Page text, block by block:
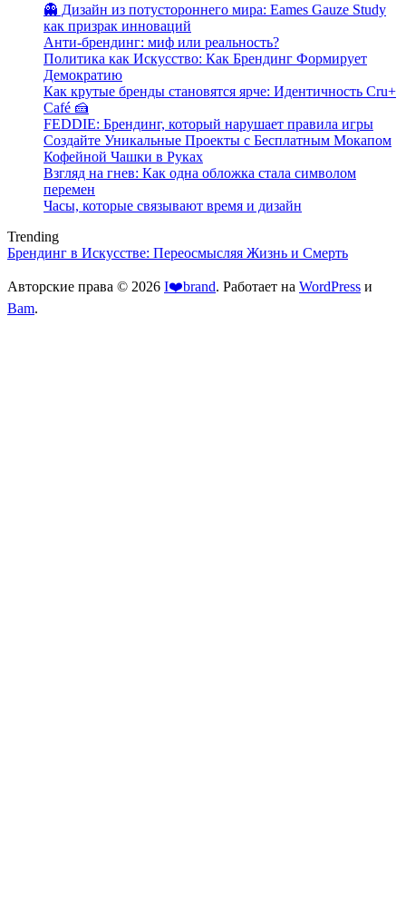
👻 Дизайн из потустороннего мира: Eames Gauze Study
как призрак инноваций
Анти-брендинг: миф или реальность?
Политика как Искусство: Как Брендинг Формирует
Демократию
Как крутые бренды становятся ярче: Идентичность Cru+
Café 🍰
FEDDIE: Брендинг, который нарушает правила игры
Создайте Уникальные Проекты с Бесплатным Мокапом
Кофейной Чашки в Руках
Взгляд на гнев: Как одна обложка стала символом
перемен
Часы, которые связывают время и дизайн
Trending
Брендинг в Искусстве: Переосмысляя Жизнь и Смерть
Авторские права © 2026 I❤️brand. Работает на WordPress и
Bam.